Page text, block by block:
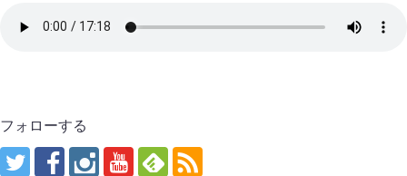
フォローする